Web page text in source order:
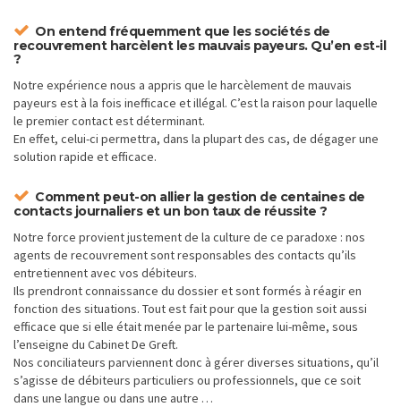
On entend fréquemment que les sociétés de
recouvrement harcèlent les mauvais payeurs. Qu’en est-il
?
Notre expérience nous a appris que le harcèlement de mauvais
payeurs est à la fois inefficace et illégal. C’est la raison pour laquelle
le premier contact est déterminant.
En effet, celui-ci permettra, dans la plupart des cas, de dégager une
solution rapide et efficace.
Comment peut-on allier la gestion de centaines de
contacts journaliers et un bon taux de réussite ?
Notre force provient justement de la culture de ce paradoxe : nos
agents de recouvrement sont responsables des contacts qu’ils
entretiennent avec vos débiteurs.
Ils prendront connaissance du dossier et sont formés à réagir en
fonction des situations. Tout est fait pour que la gestion soit aussi
efficace que si elle était menée par le partenaire lui-même, sous
l’enseigne du Cabinet De Greft.
Nos conciliateurs parviennent donc à gérer diverses situations, qu’il
s’agisse de débiteurs particuliers ou professionnels, que ce soit
dans une langue ou dans une autre …